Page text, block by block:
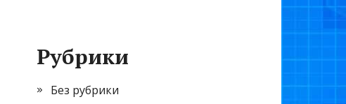
Рубрики
Без рубрики